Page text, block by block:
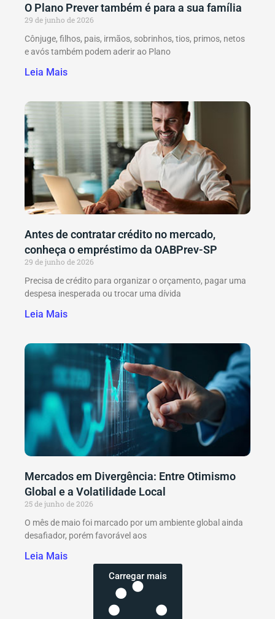
O Plano Prever também é para a sua família
29 de junho de 2026
Cônjuge, filhos, pais, irmãos, sobrinhos, tios, primos, netos
e avós também podem aderir ao Plano
Leia Mais
Antes de contratar crédito no mercado,
conheça o empréstimo da OABPrev-SP
29 de junho de 2026
Precisa de crédito para organizar o orçamento, pagar uma
despesa inesperada ou trocar uma dívida
Leia Mais
Mercados em Divergência: Entre Otimismo
Global e a Volatilidade Local
25 de junho de 2026
O mês de maio foi marcado por um ambiente global ainda
desafiador, porém favorável aos
Leia Mais
Carregar mais